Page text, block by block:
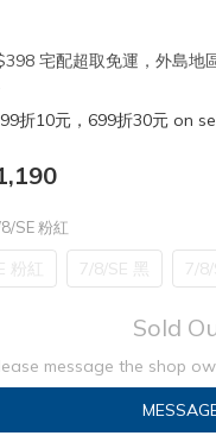
宅配超取免運，外島地
折10元，699折30元 on
SE 粉紅
粉紅 7/8/SE 黑 7/8/
Sold
message the shop